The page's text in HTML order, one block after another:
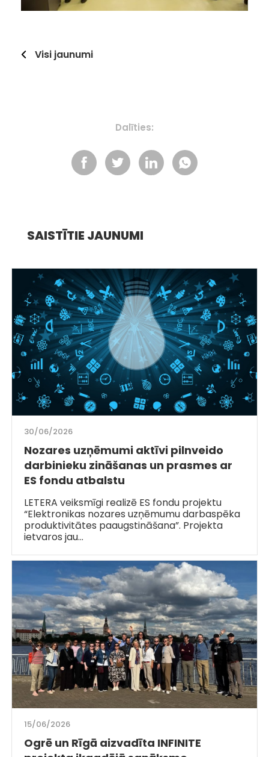
Visi jaunumi
Dalīties:
SAISTĪTIE JAUNUMI
30/06/2026
Nozares uzņēmumi aktīvi pilnveido
darbinieku zināšanas un prasmes ar
ES fondu atbalstu
LETERA veiksmīgi realizē ES fondu projektu
“Elektronikas nozares uzņēmumu darbaspēka
produktivitātes paaugstināšana”. Projekta
ietvaros jau…
15/06/2026
Ogrē un Rīgā aizvadīta INFINITE